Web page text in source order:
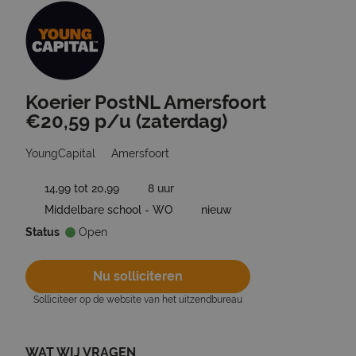
Ga terug naar vacatures
Koerier PostNL Amersfoort
€20,59 p/u (zaterdag)
YoungCapital Amersfoort
14,99 tot 20,99
8 uur
Middelbare school - WO
nieuw
Status
Open
Nu solliciteren
Solliciteer op de website van het uitzendbureau
WAT WIJ VRAGEN